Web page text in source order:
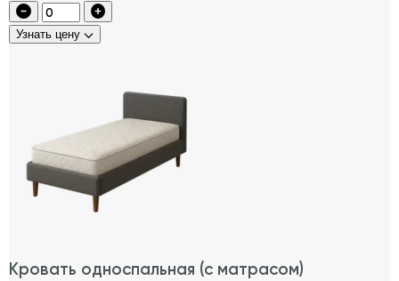
Узнать цену
Кровать односпальная (с матрасом)